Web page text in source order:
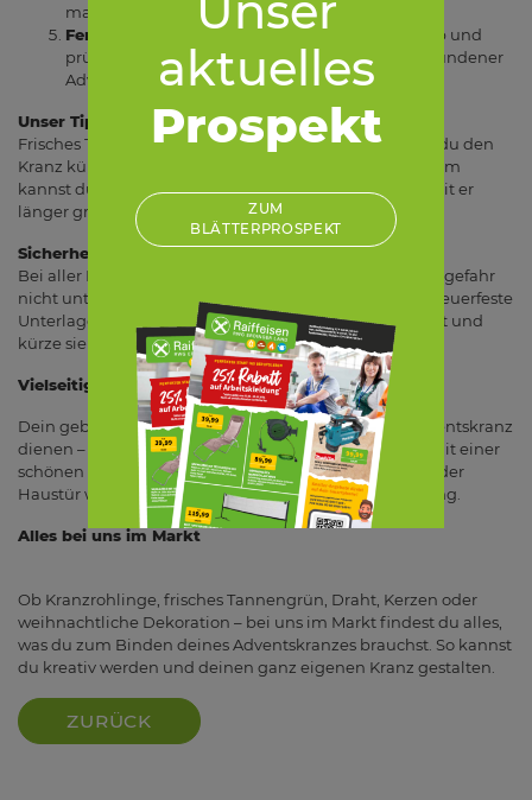
aktuelles
Prospekt
ZUM
BLÄTTERPROSPEKT
machen den Kranz besonders.
Fertigstellen
: Schneide überstehenden Draht ab und
prüfe, ob alles festsitzt. Schon ist dein selbst gebundener
Adventskranz bereit für den ersten Advent!
Unser Tipp
Frisches Tannengrün hält sich besonders lange, wenn du den
Kranz kühl lagerst, bis er zum Einsatz kommt. Außerdem
kannst du ihn leicht mit etwas Wasser besprühen, damit er
länger grün bleibt.
Sicherheit nicht vergessen
Bei aller Freude am Kerzenschein solltest du die Brandgefahr
nicht unterschätzen: Stelle den Kranz immer auf eine feuerfeste
Unterlage, lasse brennende Kerzen nie unbeaufsichtigt und
kürze sie rechtzeitig, bevor sie zu tief abbrennen.
Vielseitig verwendbar
Dein gebundener Kranz muss nicht zwingend als Adventskranz
dienen – er macht sich auch wunderbar als Türkranz. Mit einer
schönen Schleife aufgehängt, heißt er Gäste schon an der
Haustür willkommen und verbreitet festliche Stimmung.
Alles bei uns im Markt
Ob Kranzrohlinge, frisches Tannengrün, Draht, Kerzen oder
weihnachtliche Dekoration – bei uns im Markt findest du alles,
was du zum Binden deines Adventskranzes brauchst. So kannst
du kreativ werden und deinen ganz eigenen Kranz gestalten.
ZURÜCK